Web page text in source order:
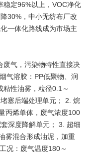
稳定96%以上，VOC净化
30%，中小无纺布厂改
一体化路线成为市场主
废气，污染物特性直接决
气溶胶：PP低聚物、润
性油雾，粒径0.1～
塞后端处理单元； 2. 烷
丙烯单体，废气浓度100
深度降解单元； 3. 超细
雾混合形成油泥，加重
况：废气温度180～